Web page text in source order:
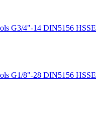
G3/4"-14 DIN5156 HSSE
G1/8"-28 DIN5156 HSSE